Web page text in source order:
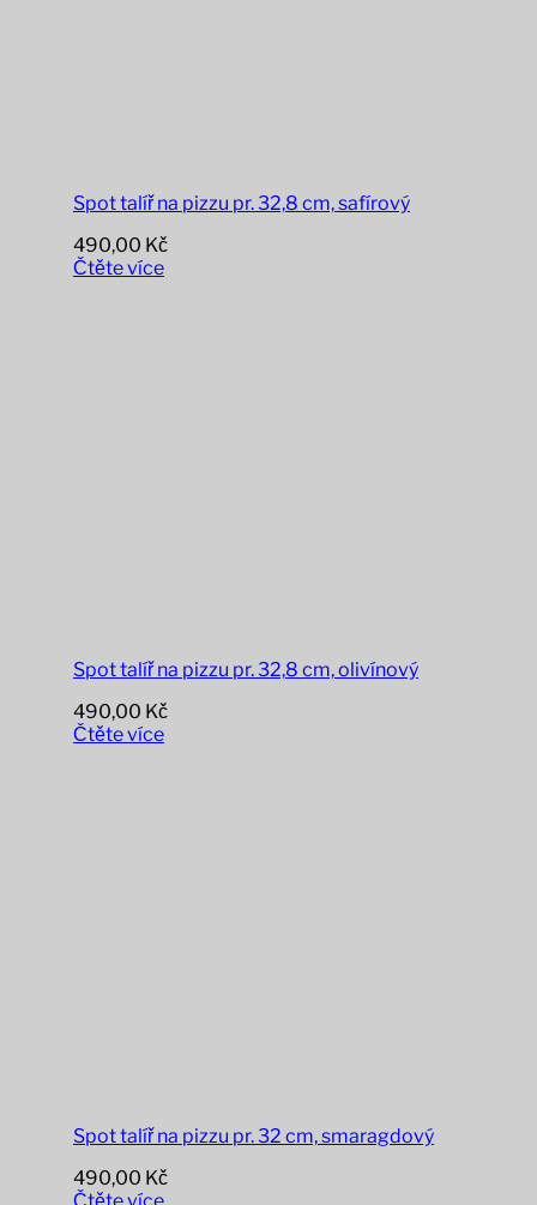
Spot talíř na pizzu pr. 32,8 cm, safírový
490,00 Kč
Čtěte více
Spot talíř na pizzu pr. 32,8 cm, olivínový
490,00 Kč
Čtěte více
Spot talíř na pizzu pr. 32 cm, smaragdový
490,00 Kč
Čtěte více